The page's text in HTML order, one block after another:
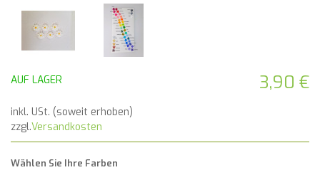
3,90 €
AUF LAGER
inkl. USt. (soweit erhoben)
zzgl.Versandkosten
Wählen Sie Ihre Farben